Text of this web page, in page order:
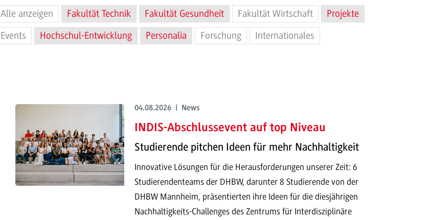
Alle anzeigen Fakultät Technik Fakultät Gesundheit Fakultät Wirtschaft
Projekte
Events
Hochschul-Entwicklung Personalia Forschung Internationales
04.08.2026 | News
INDIS-Abschlussevent auf top Niveau
Studierende pitchen Ideen für mehr Nachhaltigkeit
Innovative Lösungen für die Herausforderungen unserer Zeit: 6
Studierendenteams der DHBW, darunter 8 Studierende von der
DHBW Mannheim, präsentierten ihre Ideen für die diesjährigen
Nachhaltigkeits-Challenges des Zentrums für Interdisziplinäre